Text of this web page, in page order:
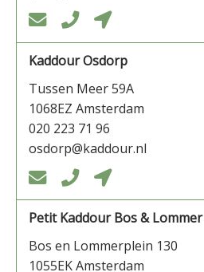
  
Kaddour Osdorp
Tussen Meer 59A
1068EZ Amsterdam
020 223 71 96
osdorp@kaddour.nl
  
Petit Kaddour Bos & Lommer
Bos en Lommerplein 130
1055EK Amsterdam